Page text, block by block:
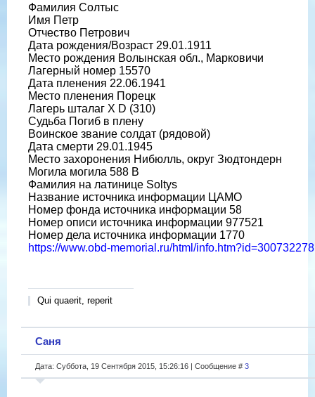
Фамилия Солтыс
Имя Петр
Отчество Петрович
Дата рождения/Возраст 29.01.1911
Место рождения Волынская обл., Марковичи
Лагерный номер 15570
Дата пленения 22.06.1941
Место пленения Порецк
Лагерь шталаг X D (310)
Судьба Погиб в плену
Воинское звание солдат (рядовой)
Дата смерти 29.01.1945
Место захоронения Нибюлль, округ Зюдтондерн
Могила могила 588 B
Фамилия на латинице Soltys
Название источника информации ЦАМО
Номер фонда источника информации 58
Номер описи источника информации 977521
Номер дела источника информации 1770
https://www.obd-memorial.ru/html/info.htm?id=300732278
Qui quaerit, reperit
Саня
Дата: Суббота, 19 Сентября 2015, 15:26:16 | Сообщение # 3